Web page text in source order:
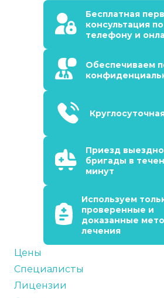
Бесплатная
консультация по
телефону и
Обеспечиваем
Приезд
бригады в
минут
Используем
проверенные и
доказанные
лечения
Цены
Специалисты
Лицензии